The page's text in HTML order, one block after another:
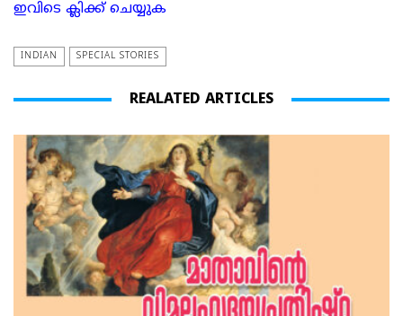
ഇവിടെ ക്ലിക്ക് ചെയ്യുക
INDIAN SPECIAL STORIES
REALATED ARTICLES